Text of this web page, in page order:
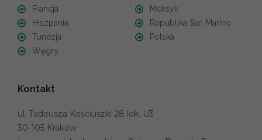
Francja
Hiszpania
Tunezja
Węgry
Meksyk
Republika San Marino
Polska
Kontakt
ul. Tadeusza Kościuszki 28 lok. U3
30-105 Kraków